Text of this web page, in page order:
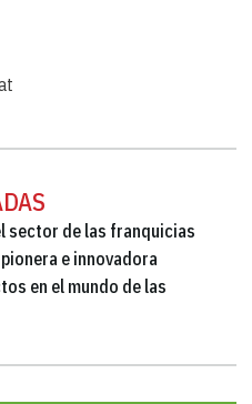
sector de las franquicias
e innovadora
en el mundo de las